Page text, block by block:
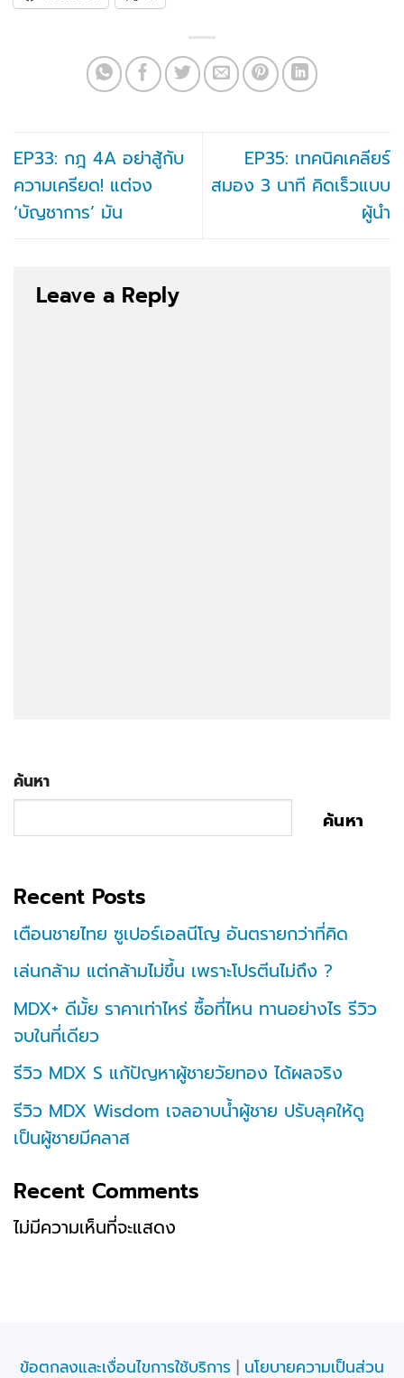
EP33: กฎ 4A อย่าสู้กับ
ความเครียด! แต่จง
‘บัญชาการ’ มัน
EP35: เทคนิคเคลียร์
สมอง 3 นาที คิดเร็วแบบ
ผู้นำ
Leave a Reply
ค้นหา
ค้นหา
Recent Posts
เตือนชายไทย ซูเปอร์เอลนีโญ อันตรายกว่าที่คิด
เล่นกล้าม แต่กล้ามไม่ขึ้น เพราะโปรตีนไม่ถึง ?
MDX+ ดีมั้ย ราคาเท่าไหร่ ซื้อที่ไหน ทานอย่างไร รีวิว
จบในที่เดียว
รีวิว MDX S แก้ปัญหาผู้ชายวัยทอง ได้ผลจริง
รีวิว MDX Wisdom เจลอาบน้ำผู้ชาย ปรับลุคให้ดู
เป็นผู้ชายมีคลาส
Recent Comments
ไม่มีความเห็นที่จะแสดง
ข้อตกลงและเงื่อนไขการใช้บริการ | นโยบายความเป็นส่วน